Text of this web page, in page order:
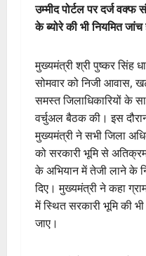
उम्मीद पोर्टल पर दर्ज वक्फ
के ब्योरे की भी नियमित जांच
मुख्यमंत्री श्री पुष्कर सिंह
सोमवार को निजी आवास,
समस्त जिलाधिकारियों के
वर्चुअल बैठक की। इस
मुख्यमंत्री ने सभी जिला
को सरकारी भूमि से
के अभियान में तेजी लाने के
दिए। मुख्यमंत्री ने कहा
में स्थित सरकारी भूमि की
जाए।